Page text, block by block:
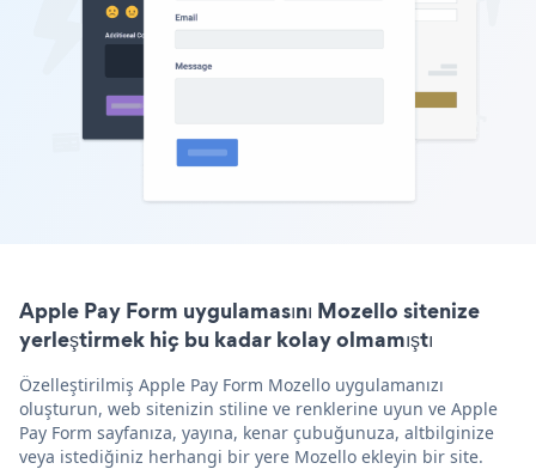
Apple Pay Form uygulamasını Mozello sitenize
yerleştirmek hiç bu kadar kolay olmamıştı
Özelleştirilmiş Apple Pay Form Mozello uygulamanızı
oluşturun, web sitenizin stiline ve renklerine uyun ve Apple
Pay Form sayfanıza, yayına, kenar çubuğunuza, altbilginize
veya istediğiniz herhangi bir yere Mozello ekleyin bir site.